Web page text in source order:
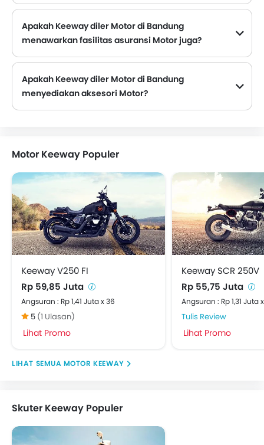
Apakah Keeway diler Motor di Bandung
menawarkan fasilitas asuransi Motor juga?
Apakah Keeway diler Motor di Bandung
menyediakan aksesori Motor?
Motor Keeway Populer
Keeway V250 FI
Rp 59,85 Juta
Angsuran : Rp 1,41 Juta x 36
5 (1 Ulasan)
Lihat Promo
Keeway SCR 250V
Rp 55,75 Juta
Angsuran : Rp 1,31 Juta
Tulis Review
Lihat Promo
MOTOR KEEWAY
Skuter Keeway Populer